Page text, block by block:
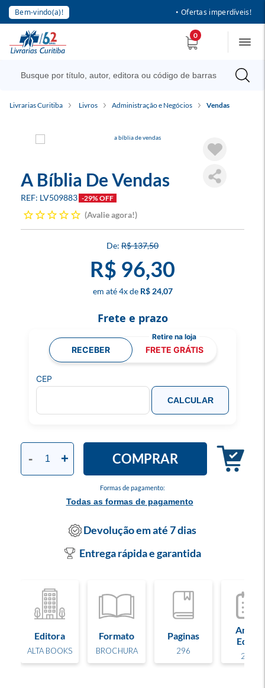
Bem-vindo(a)! • Ofertas imperdíveis!
0
Livrarias Curitiba Livros Administração e Negócios Vendas
A Bíblia De Vendas
LV509883 -29% OFF
Avalie agora!
R$ 137,50
R$ 96,30
4x R$ 24,07
Formas de pagamento:
Todas as formas de pagamento
- + COMPRAR
Frete e prazo
RECEBER FRETE GRÁTIS
CEP
CALCULAR
Devolução em até 7 dias
Entrega rápida e garantida
Editora
ALTA BOOKS
Formato
BROCHURA
Paginas
296
Ano de
Edição
2023